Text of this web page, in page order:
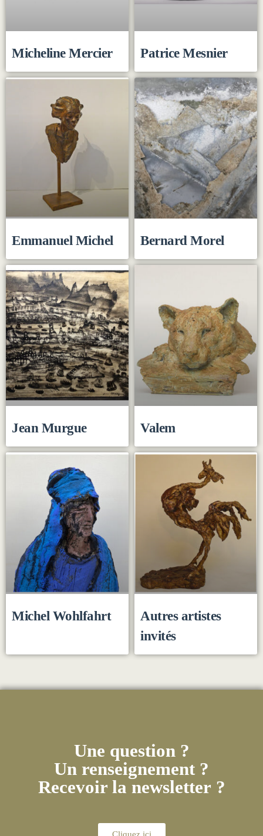
Micheline Mercier Patrice Mesnier
Emmanuel Michel Bernard Morel
Jean Murgue Valem
Michel Wohlfahrt
Autres artistes
invités
Une question ?
Un renseignement ?
Recevoir la newsletter ?
Cliquez ici